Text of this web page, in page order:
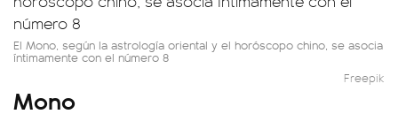
El Mono, según la astrología oriental y el horóscopo chino, se asocia
íntimamente con el número 8
Freepik
Mono